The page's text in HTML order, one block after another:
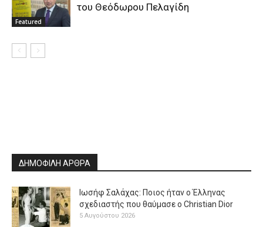
Featured
του Θεόδωρου Πελαγίδη
ΔΗΜΟΦΙΛΗ ΑΡΘΡΑ
Ιωσήφ Σαλάχας: Ποιος ήταν ο Έλληνας
σχεδιαστής που θαύμασε ο Christian Dior
5 Αυγούστου 2026